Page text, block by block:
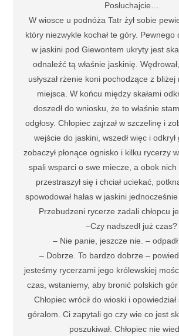
Posłuchajcie…
W wiosce u podnóża Tatr żył sobie
który niezwykle kochał te góry. Pewnego
w jaskini pod Giewontem ukryty jest
odnaleźć tą właśnie jaskinię.
usłyszał rżenie koni pochodzące z
miejsca. W końcu między skałami
doszedł do wniosku, że to właśnie
odgłosy. Chłopiec zajrzał w szczelinę i
wejście do jaskini, wszedł więc i odkrył
zobaczył płonące ognisko i kilku rycerzy
spali wsparci o swe miecze, a obok nich
przestraszył się i chciał uciekać,
spowodował hałas w jaskini
Przebudzeni rycerze zadali chłopcu
–Czy nadszedł już czas?
– Nie panie, jeszcze nie. – odpadł
– Dobrze. To bardzo dobrze –
jesteśmy rycerzami jego królewskiej
czas, wstaniemy, aby bronić polskich gór
Chłopiec wrócił do wioski i
góralom. Ci zapytali go czy wie co jest
poszukiwał. Chłopiec nie